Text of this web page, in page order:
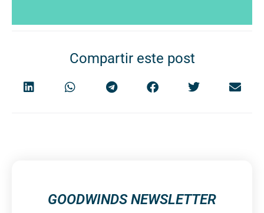
Compartir este post
GOODWINDS NEWSLETTER